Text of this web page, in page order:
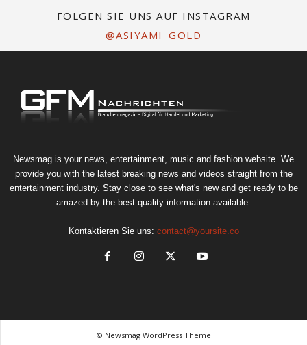
FOLGEN SIE UNS AUF INSTAGRAM
@ASIYAMI_GOLD
Newsmag is your news, entertainment, music and fashion website. We
provide you with the latest breaking news and videos straight from the
entertainment industry. Stay close to see what's new and get ready to be
amazed by the best quality information available.
Kontaktieren Sie uns: contact@yoursite.co
© Newsmag WordPress Theme